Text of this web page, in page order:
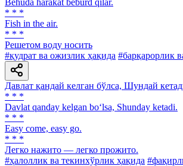
* * *
Fish in the air.
* * *
Решетом воду носить
#қудрат ва ожизлик ҳақида #барқарорлик
Давлат қандай келган бўлса, Шундай
* * *
Davlat qanday kelgan bo‘lsa, Shunday ketadi.
* * *
Easy come, easy go.
* * *
Легко нажито — легко прожито.
#ҳалоллик ва текинхўрлик ҳақида